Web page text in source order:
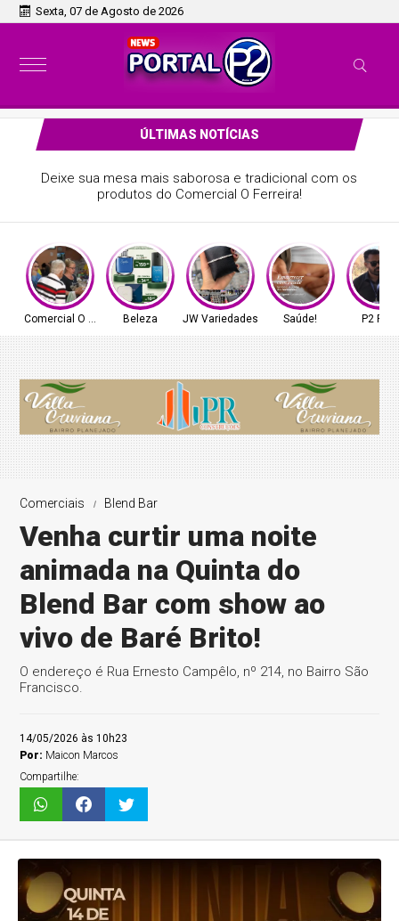
Sexta, 07 de Agosto de 2026
ÚLTIMAS NOTÍCIAS
Deixe sua mesa mais saborosa e tradicional com os
produtos do Comercial O Ferreira!
Comercial O FerreiraBeleza JW Variedades Saúde! P2 Play!
Comerciais Blend Bar
Venha curtir uma noite
animada na Quinta do
Blend Bar com show ao
vivo de Baré Brito!
O endereço é Rua Ernesto Campêlo, nº 214, no Bairro São
Francisco.
14/05/2026 às 10h23
Por: Maicon Marcos
Compartilhe: